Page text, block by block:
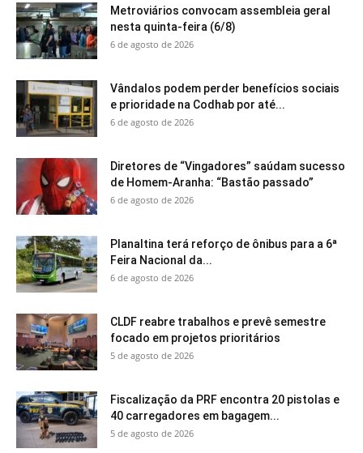
Metroviários convocam assembleia geral
nesta quinta-feira (6/8)
6 de agosto de 2026
Vândalos podem perder benefícios sociais
e prioridade na Codhab por até...
6 de agosto de 2026
Diretores de “Vingadores” saúdam sucesso
de Homem-Aranha: “Bastão passado”
6 de agosto de 2026
Planaltina terá reforço de ônibus para a 6ª
Feira Nacional da...
6 de agosto de 2026
CLDF reabre trabalhos e prevê semestre
focado em projetos prioritários
5 de agosto de 2026
Fiscalização da PRF encontra 20 pistolas e
40 carregadores em bagagem...
5 de agosto de 2026